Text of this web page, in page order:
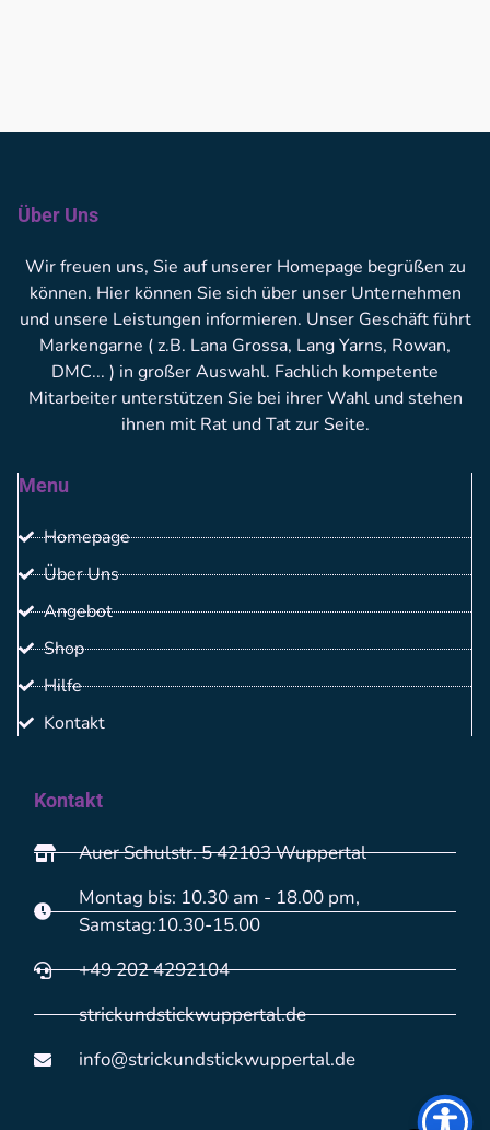
Über Uns
Wir freuen uns, Sie auf unserer Homepage begrüßen zu
können. Hier können Sie sich über unser Unternehmen
und unsere Leistungen informieren. Unser Geschäft führt
Markengarne ( z.B. Lana Grossa, Lang Yarns, Rowan,
DMC... ) in großer Auswahl. Fachlich kompetente
Mitarbeiter unterstützen Sie bei ihrer Wahl und stehen
ihnen mit Rat und Tat zur Seite.
Menu
Homepage
Über Uns
Angebot
Shop
Hilfe
Kontakt
Kontakt
Auer Schulstr. 5 42103 Wuppertal
Montag bis: 10.30 am - 18.00 pm,
Samstag:10.30-15.00
+49 202 4292104
strickundstickwuppertal.de
info@strickundstickwuppertal.de